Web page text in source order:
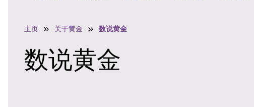
主页 关于黄金 数说黄金
数说黄金